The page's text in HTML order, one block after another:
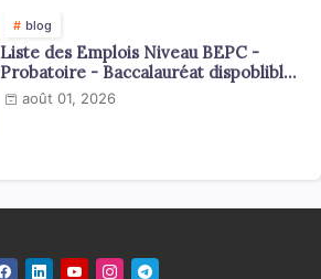
blog
Liste des Emplois Niveau BEPC -
Probatoire - Baccalauréat dispoblible
en 2026
août 01, 2026